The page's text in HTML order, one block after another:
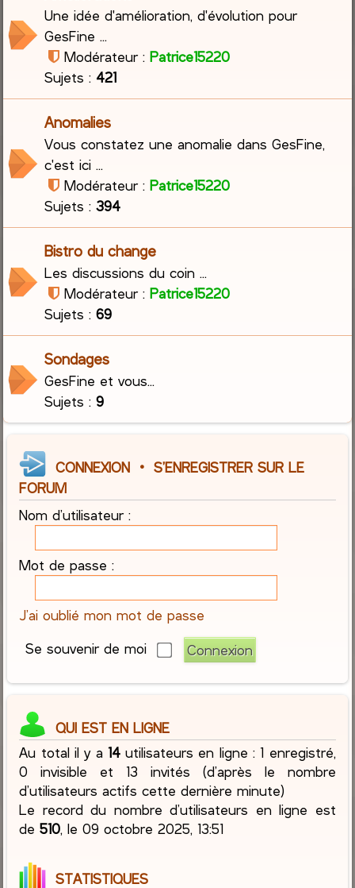
Une idée d'amélioration, d'évolution pour
GesFine ...
Modérateur : Patrice15220
Sujets : 421
Anomalies
Vous constatez une anomalie dans GesFine,
c'est ici ...
Modérateur : Patrice15220
Sujets :394
Bistro du change
Les discussions du coin ...
Modérateur : Patrice15220
Sujets :69
Sondages
GesFine et vous...
Sujets :9
CONNEXION •S’ENREGISTRER SUR LE
FORUM
Nom d’utilisateur :
Mot de passe :
J’ai oublié mon mot de passe
Se souvenir de moi
QUI EST EN LIGNE
Au total il y a 14utilisateurs en ligne : 1 enregistré,
0 invisible et 13 invités (d’après le nombre
d’utilisateurs actifs cette dernière minute)
Le record du nombre d’utilisateurs en ligne est
de510, le 09 octobre 2025, 13:51
STATISTIQUES